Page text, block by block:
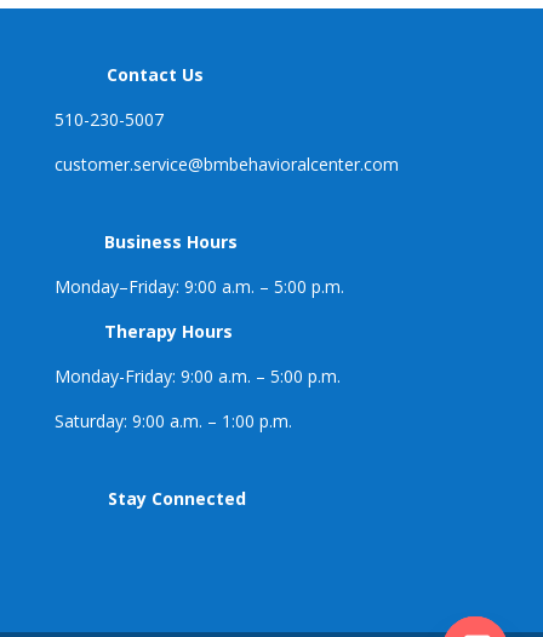
Contact Us
510-230-5007
customer.service@bmbehavioralcenter.com
Business Hours
Monday–Friday: 9:00 a.m. – 5:00 p.m.
Therapy Hours
Monday-Friday: 9:00 a.m. – 5:00 p.m.
Saturday: 9:00 a.m. – 1:00 p.m.
Stay Connected